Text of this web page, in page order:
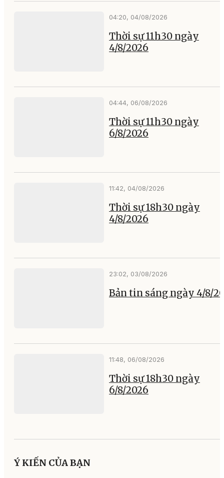
04:20, 04/08/2026
Thời sự 11h30 ngày
4/8/2026
04:44, 06/08/2026
Thời sự 11h30 ngày
6/8/2026
11:42, 04/08/2026
Thời sự 18h30 ngày
4/8/2026
23:02, 03/08/2026
Bản tin sáng ngày 4/8/
11:48, 06/08/2026
Thời sự 18h30 ngày
6/8/2026
Ý KIẾN CỦA BẠN